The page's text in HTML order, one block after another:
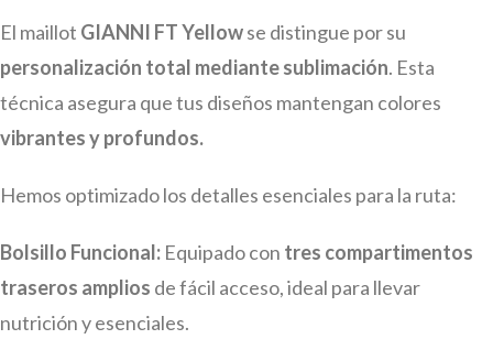
El maillot GIANNI FT Yellowse distingue por su
personalización total mediante sublimación. Esta
técnica asegura que tus diseños mantengan colores
vibrantes y profundos.
Hemos optimizado los detalles esenciales para la ruta:
Bolsillo Funcional: Equipado con tres compartimentos
traseros amplios de fácil acceso, ideal para llevar
nutrición y esenciales.